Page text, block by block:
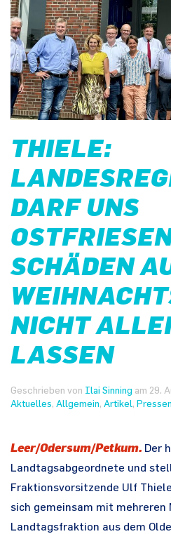
THIELE:
DARF UNS
SCHÄDEN
NICHT
LASSEN
Geschrieben von Ilai Sinning am 29.
Aktuelles, Allgemein, Artikel,
Leer/Odersum/Petkum. Der
Landtagsabgeordnete und
Fraktionsvorsitzende Ulf
sich gemeinsam mit mehreren
Landtagsfraktion aus dem